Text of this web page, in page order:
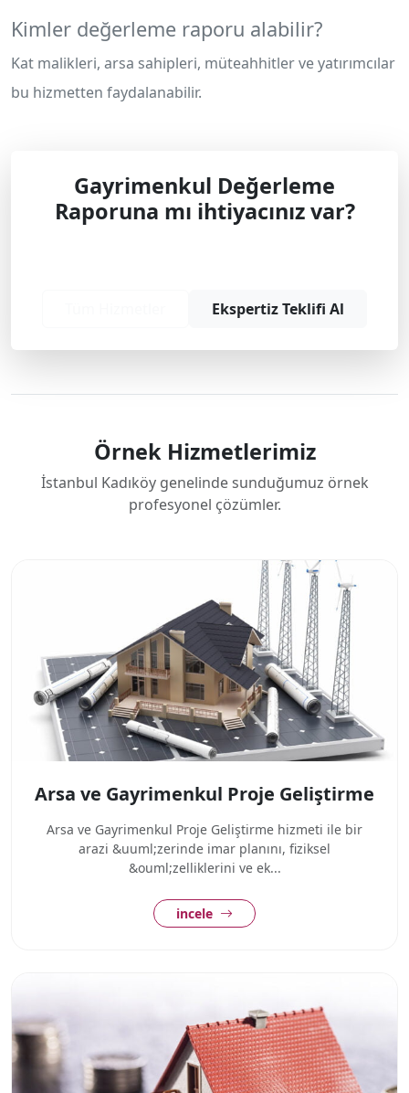
Kimler değerleme raporu alabilir?
Kat malikleri, arsa sahipleri, müteahhitler ve yatırımcılar
bu hizmetten faydalanabilir.
Gayrimenkul Değerleme
Raporuna mı ihtiyacınız var?
Ekspertiz Teklifi Al
Örnek Hizmetlerimiz
İstanbul Kadıköy genelinde sunduğumuz örnek
profesyonel çözümler.
Arsa ve Gayrimenkul Proje Geliştirme
Arsa ve Gayrimenkul Proje Geliştirme hizmeti ile bir
arazi &uuml;zerinde imar planını, fiziksel
&ouml;zelliklerini ve ek...
incele